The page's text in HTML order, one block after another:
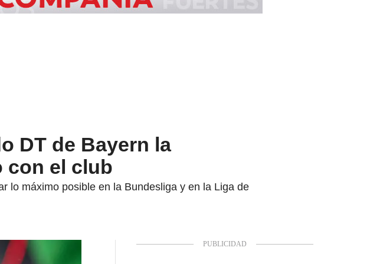
DT de Bayern la
con el club
lo máximo posible en la Bundesliga y en la Liga de